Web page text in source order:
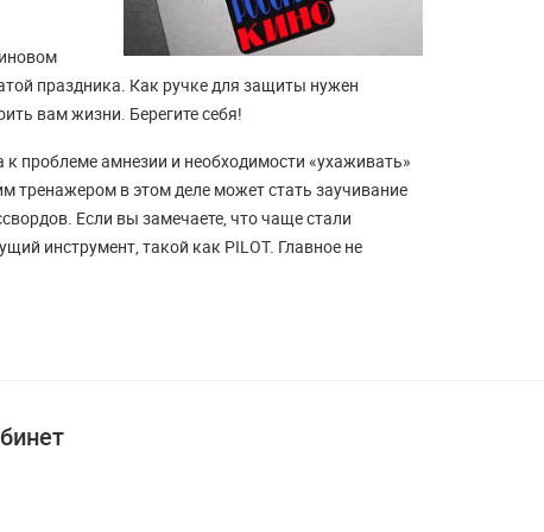
праздника. Как ручке для защиты нужен
вам жизни. Берегите себя!
проблеме амнезии и необходимости «ухаживать»
тренажером в этом деле может стать заучивание
Если вы замечаете, что чаще стали
инструмент, такой как PILOT. Главное не